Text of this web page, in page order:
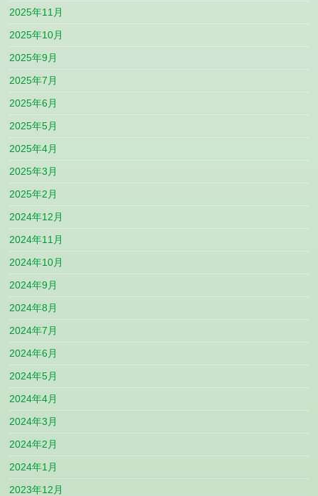
2025年11月
2025年10月
2025年9月
2025年7月
2025年6月
2025年5月
2025年4月
2025年3月
2025年2月
2024年12月
2024年11月
2024年10月
2024年9月
2024年8月
2024年7月
2024年6月
2024年5月
2024年4月
2024年3月
2024年2月
2024年1月
2023年12月